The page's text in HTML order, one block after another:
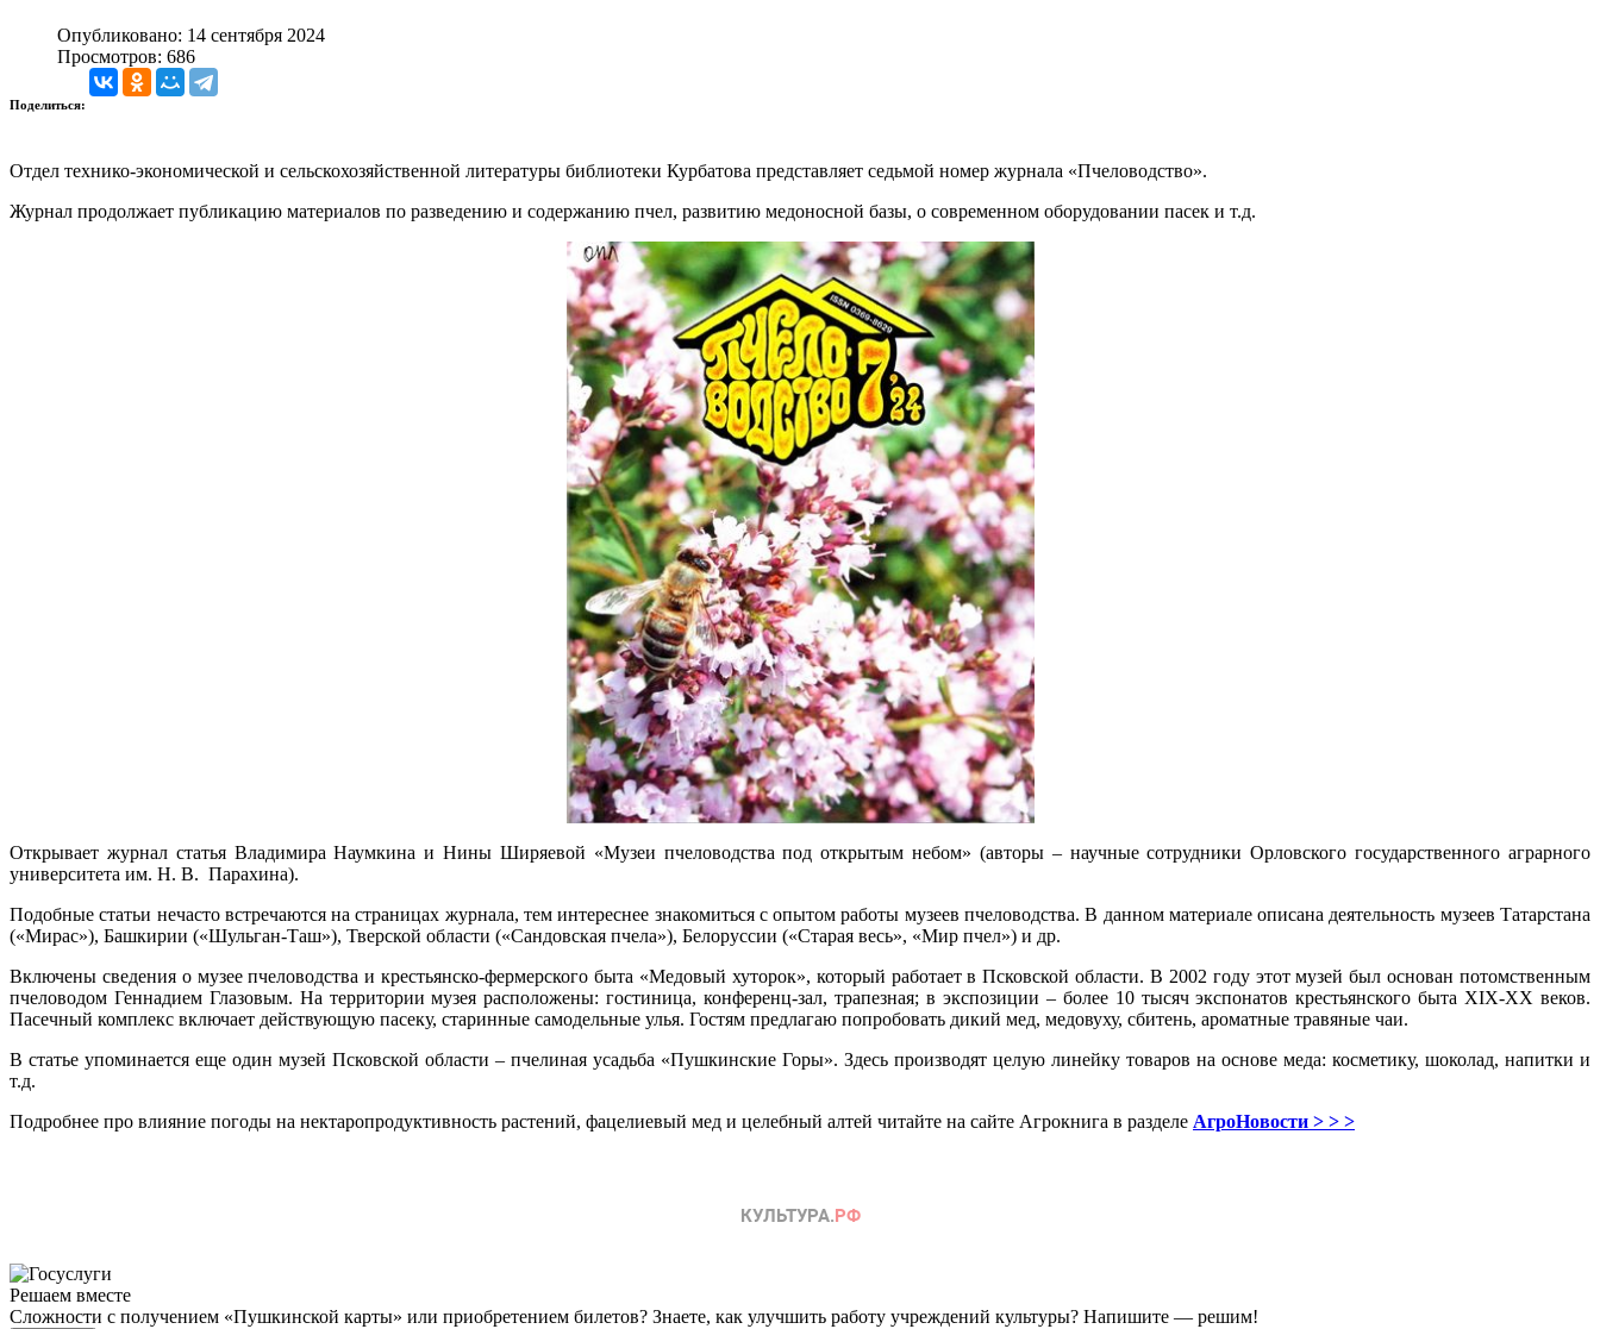
Опубликовано: 14 сентября 2024
Просмотров: 686
Поделиться:
Отдел технико-экономической и сельскохозяйственной литературы библиотеки Курбатова представляет седьмой номер журнала «Пчеловодство».
Журнал продолжает публикацию материалов по разведению и содержанию пчел, развитию медоносной базы, о современном оборудовании пасек и т.д.
Открывает журнал статья Владимира Наумкина и Нины Ширяевой «Музеи пчеловодства под открытым небом» (авторы – научные сотрудники Орловского государственного аграрного
университета им. Н. В. Парахина).
Подобные статьи нечасто встречаются на страницах журнала, тем интереснее знакомиться с опытом работы музеев пчеловодства. В данном материале описана деятельность музеев Татарстана
(«Мирас»), Башкирии («Шульган-Таш»), Тверской области («Сандовская пчела»), Белоруссии («Старая весь», «Мир пчел») и др.
Включены сведения о музее пчеловодства и крестьянско-фермерского быта «Медовый хуторок», который работает в Псковской области. В 2002 году этот музей был основан потомственным
пчеловодом Геннадием Глазовым. На территории музея расположены: гостиница, конференц-зал, трапезная; в экспозиции – более 10 тысяч экспонатов крестьянского быта XIX-XX веков.
Пасечный комплекс включает действующую пасеку, старинные самодельные улья. Гостям предлагаю попробовать дикий мед, медовуху, сбитень, ароматные травяные чаи.
В статье упоминается еще один музей Псковской области – пчелиная усадьба «Пушкинские Горы». Здесь производят целую линейку товаров на основе меда: косметику, шоколад, напитки и
т.д.
Подробнее про влияние погоды на нектаропродуктивность растений, фацелиевый мед и целебный алтей читайте на сайте Агрокнига в разделе АгроНовости > > >
Решаем вместе
Сложности с получением «Пушкинской карты» или приобретением билетов? Знаете, как улучшить работу учреждений культуры? Напишите — решим!